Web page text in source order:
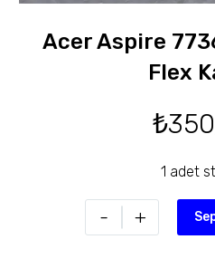
Acer Aspire
Flex
₺
1 adet
- +